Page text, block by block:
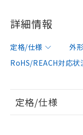
詳細情報
定格/仕様 外
RoHS/REACH対応状
定格/仕様